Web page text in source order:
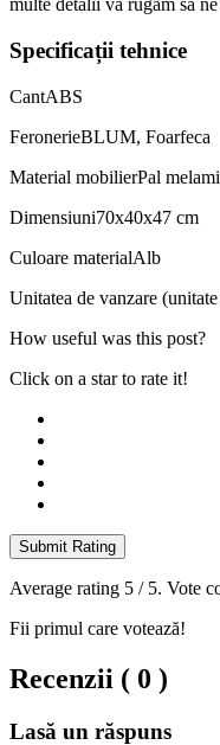
multe detalii vă rugăm să
Specificații tehnice
CantABS
FeronerieBLUM, Foarfeca
Material mobilierPal
Dimensiuni70x40x47 cm
Culoare materialAlb
Unitatea de vanzare
How useful was this post?
Click on a star to rate it!
Submit Rating
Average rating 5 / 5. Vote
Fii primul care votează!
Recenzii ( 0 )
Lasă un răspuns